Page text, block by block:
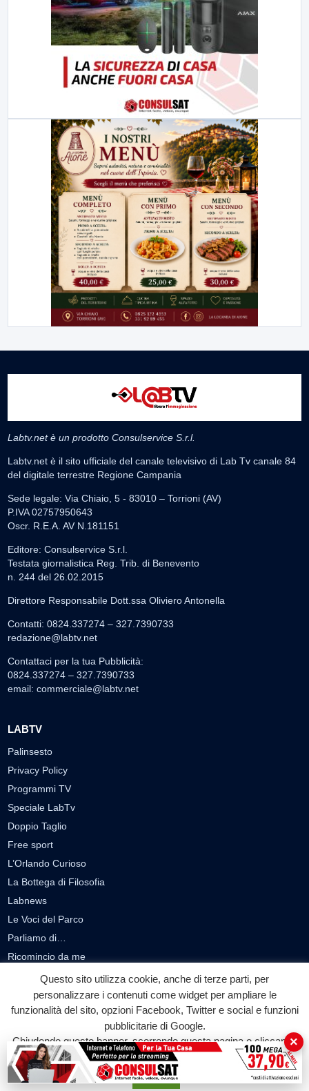
Labtv.net è un prodotto Consulservice S.r.l.
Labtv.net è il sito ufficiale del canale televisivo di Lab Tv canale 84
del digitale terrestre Regione Campania
Sede legale: Via Chiaio, 5 - 83010 – Torrioni (AV)
P.IVA 02757950643
Oscr. R.E.A. AV N.181151
Editore: Consulservice S.r.l.
Testata giornalistica Reg. Trib. di Benevento
n. 244 del 26.02.2015
Direttore Responsabile Dott.ssa Oliviero Antonella
Contatti: 0824.337274 – 327.7390733
redazione@labtv.net
Contattaci per la tua Pubblicità:
0824.337274 – 327.7390733
email: commerciale@labtv.net
LABTV
Palinsesto
Privacy Policy
Programmi TV
Speciale LabTv
Doppio Taglio
Free sport
L’Orlando Curioso
La Bottega di Filosofia
Labnews
Le Voci del Parco
Parliamo di…
Ricomincio da me
SEZIONI
Cronaca
Attualità
Cultura
Questo sito utilizza cookie, anche di terze parti, per
personalizzare i contenuti come widget per ampliare le
funzionalità del sito, opzioni Facebook, Twitter e social e funzioni
pubblicitarie di Google.
Chiudendo questo banner, scorrendo questa pagina o cliccando
su qualunque suo elemento acconsenti all'uso dei cookie.
Accetta
×